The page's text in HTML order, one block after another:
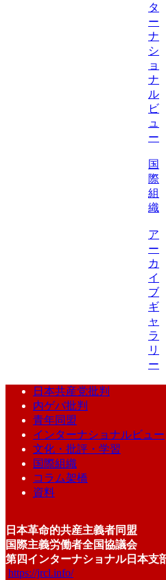
タ
ー
ナ
シ
ョ
ナ
ル
ビ
ュ
ー
国
際
組
織
ア
ー
カ
イ
ブ
ギ
ャ
ラ
リ
ー
日本共産党批判
内ゲバ批判
青年同盟
インターナショナルビュー
文化・批評・学習
国際組織
コラム架橋
資料
日本革命的共産主義者同盟
国際主義労働者全国協議会
第四インターナショナル日本支
https://jrcl.info/